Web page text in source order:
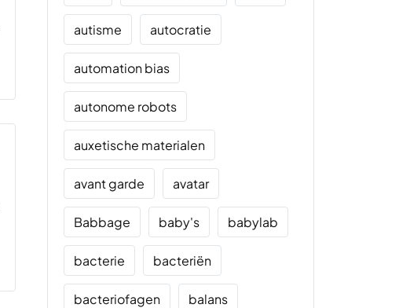
autisme autocratie
automation bias
autonome robots
auxetische materialen
avant garde avatar
Babbage baby's babylab
bacterie bacteriën
bacteriofagen balans